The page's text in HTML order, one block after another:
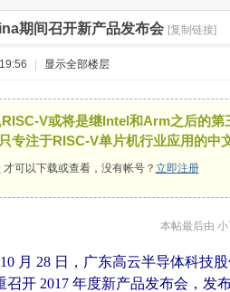
期间召开新产品发布会 [复制链接]
显示全部楼层
V或将是继Intel和Arm之后的第
专注于RISC-V单片机行业应用的中
才可以下载或查看，没有帐号？ 立即注册
本帖最后由
月 28 日，广东高云半导体科技
开 2017 年度新产品发布会，发